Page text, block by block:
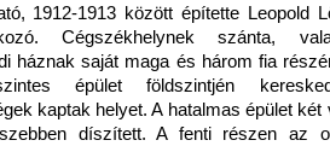
1912-1913 között építette Leopold
Cégszékhelynek szánta,
háznak saját maga és három fia
épület földszintjén
kaptak helyet. A hatalmas épület két
díszített. A fenti részen az